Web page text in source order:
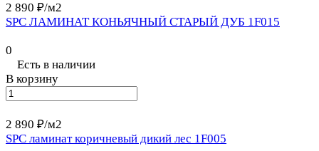
2 890 ₽/м2
SPC ЛАМИНАТ КОНЬЯЧНЫЙ СТАРЫЙ ДУБ 1F015
0
Есть в наличии
В корзину
2 890 ₽/м2
SPC ламинат коричневый дикий лес 1F005